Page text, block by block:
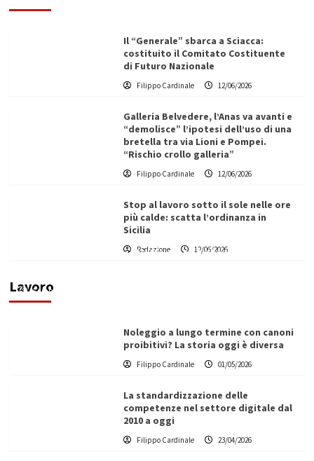
Il “Generale” sbarca a Sciacca:
costituito il Comitato Costituente
di Futuro Nazionale
Filippo Cardinale 12/06/2026
Galleria Belvedere, l’Anas va avanti e
“demolisce” l’ipotesi dell’uso di una
bretella tra via Lioni e Pompei.
“Rischio crollo galleria”
Filippo Cardinale 12/06/2026
Stop al lavoro sotto il sole nelle ore
più calde: scatta l’ordinanza in
Sicilia
Redazione 12/06/2026
Lavoro
Vino in Italia: il giro d’affari contribuisce
Filippo Cardinale
Noleggio a lungo termine con canoni
proibitivi? La storia oggi è diversa
Filippo Cardinale 01/05/2026
La standardizzazione delle
competenze nel settore digitale dal
2010 a oggi
Filippo Cardinale 23/04/2026